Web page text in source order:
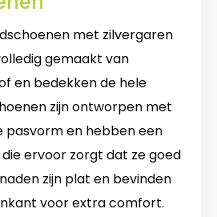
met zilvergaren
gemaakt van
en bedekken de hele
zijn ontworpen met
pasvorm en hebben een
ervoor zorgt dat ze goed
zijn plat en bevinden
voor extra comfort.